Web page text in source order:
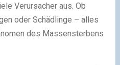
Verursacher aus. Ob
oder Schädlinge – alles
des Massensterbens